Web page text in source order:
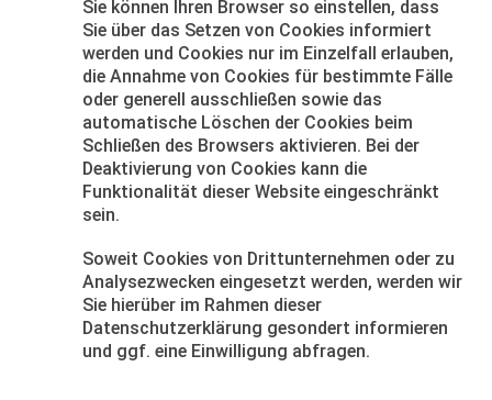
Sie können Ihren Browser so einstellen, dass
Sie über das Setzen von Cookies informiert
werden und Cookies nur im Einzelfall erlauben,
die Annahme von Cookies für bestimmte Fälle
oder generell ausschließen sowie das
automatische Löschen der Cookies beim
Schließen des Browsers aktivieren. Bei der
Deaktivierung von Cookies kann die
Funktionalität dieser Website eingeschränkt
sein.
Soweit Cookies von Drittunternehmen oder zu
Analysezwecken eingesetzt werden, werden wir
Sie hierüber im Rahmen dieser
Datenschutzerklärung gesondert informieren
und ggf. eine Einwilligung abfragen.